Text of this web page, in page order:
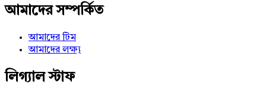
আমাদের সম্পর্কিত
আমাদের টিম
আমাদের লক্ষ্য
লিগ্যাল স্টাফ